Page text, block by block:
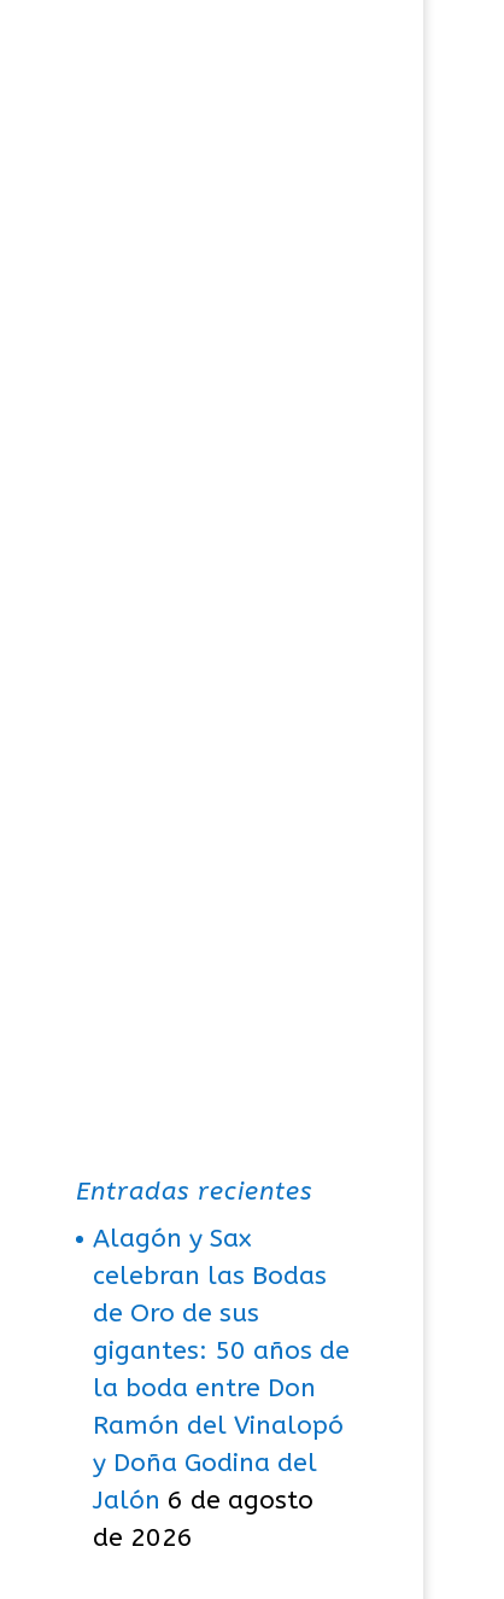
Entradas recientes
Alagón y Sax
celebran las Bodas
de Oro de sus
gigantes: 50 años de
la boda entre Don
Ramón del Vinalopó
y Doña Godina del
Jalón 6 de agosto
de 2026